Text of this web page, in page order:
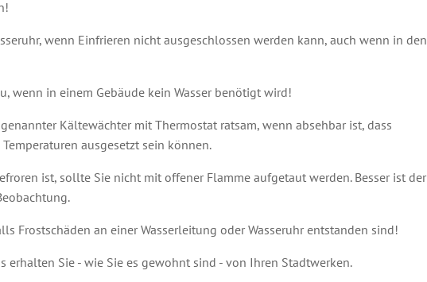
wenn Einfrieren nicht ausgeschlossen werden kann, auch wenn in den
wenn in einem Gebäude kein Wasser benötigt wird!
Kältewächter mit Thermostat ratsam, wenn absehbar ist, dass
ausgesetzt sein können.
ist, sollte Sie nicht mit offener Flamme aufgetaut werden. Besser ist der
Frostschäden an einer Wasserleitung oder Wasseruhr entstanden sind!
erhalten Sie - wie Sie es gewohnt sind - von Ihren Stadtwerken.